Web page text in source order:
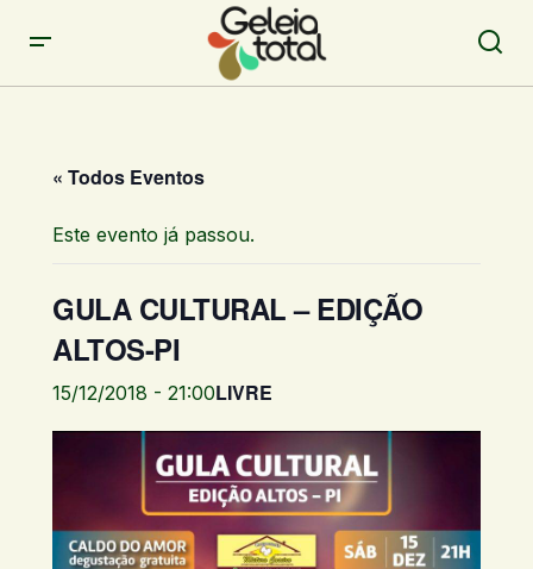
« Todos Eventos
Este evento já passou.
GULA CULTURAL – EDIÇÃO
ALTOS-PI
15/12/2018 - 21:00LIVRE